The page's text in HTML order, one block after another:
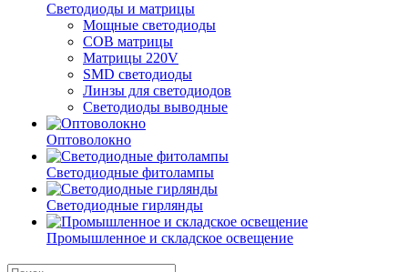
Светодиоды и матрицы
Мощные светодиоды
COB матрицы
Матрицы 220V
SMD светодиоды
Линзы для светодиодов
Светодиоды выводные
Оптоволокно
Светодиодные фитолампы
Светодиодные гирлянды
Промышленное и складское освещение